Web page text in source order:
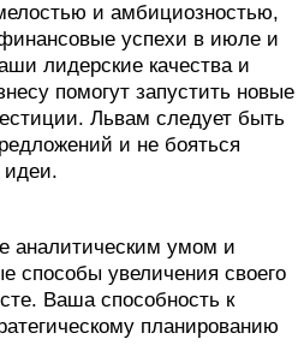
и амбициозностью,
успехи в июле и
лидерские качества и
помогут запустить новые
Львам следует быть
и не бояться
идеи.
аналитическим умом и
способы увеличения своего
Ваша способность к
планированию